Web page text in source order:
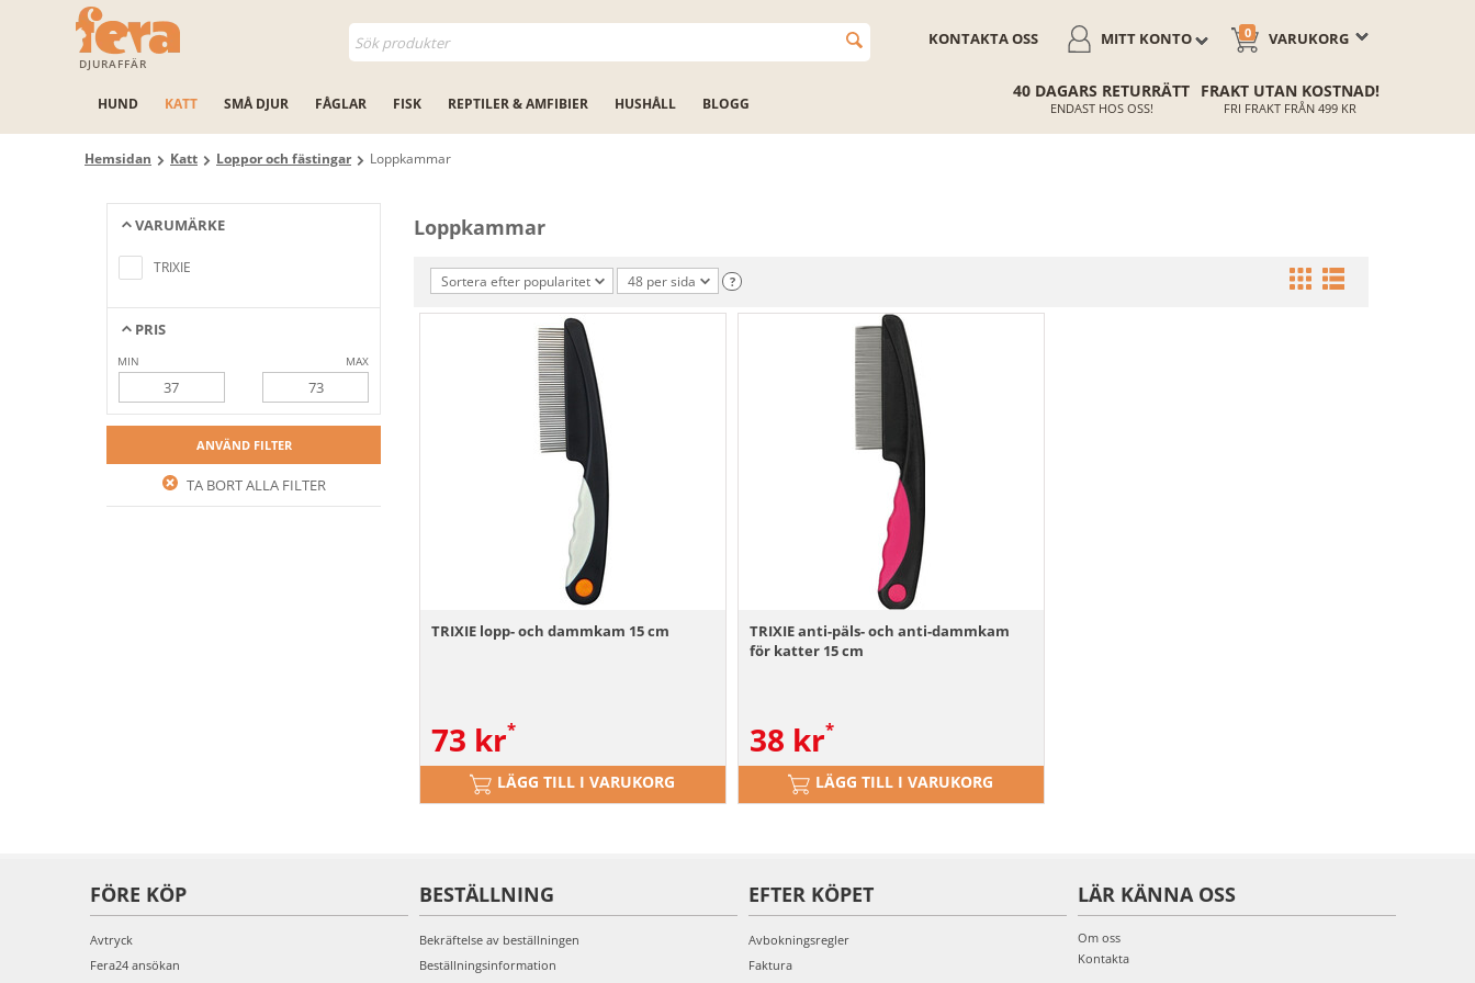
DJURAFFÄR
VARUKORG
0
MITT KONTO
KONTAKTA OSS
HUND KATT SMÅ DJUR FÅGLAR FISK REPTILER & AMFIBIER HUSHÅLL BLOGG
40 DAGARS RETURRÄTT
ENDAST HOS OSS!
FRAKT UTAN KOSTNAD!
FRI FRAKT FRÅN 499 KR
Hemsidan Katt Loppor och fästingar Loppkammar
VARUMÄRKE
TRIXIE
PRIS
MIN MAX
ANVÄND FILTER
TA BORT ALLA FILTER
Loppkammar
Sortera efter popularitet 48 per sida ?
TRIXIE lopp- och dammkam 15 cm
73 kr
LÄGG TILL I VARUKORG
TRIXIE anti-päls- och anti-dammkam
för katter 15 cm
38 kr
LÄGG TILL I VARUKORG
FÖRE KÖP
Avtryck
Fera24 ansökan
BESTÄLLNING
Bekräftelse av beställningen
Beställningsinformation
EFTER KÖPET
Avbokningsregler
Faktura
LÄR KÄNNA OSS
Om oss
Kontakta